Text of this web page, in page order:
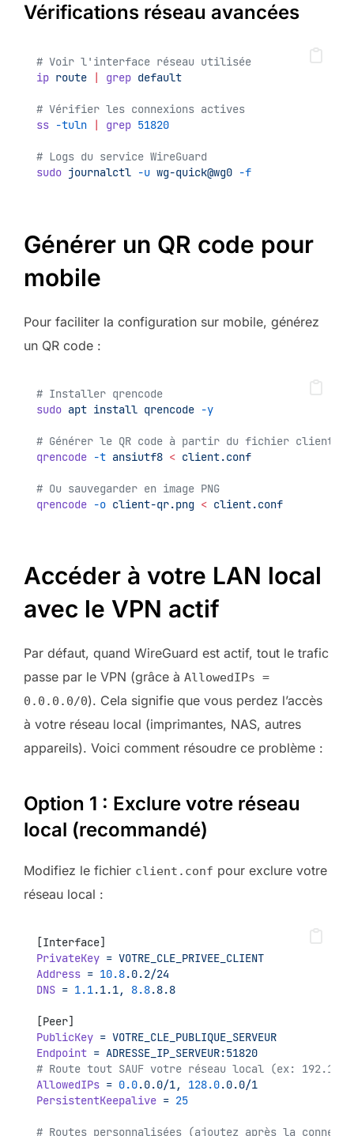
Vérifications réseau avancées
# Voir l'interface réseau utilisée
ip route | grep default
# Vérifier les connexions actives
ss -tuln | grep 51820
# Logs du service WireGuard
sudo journalctl -u wg-quick@wg0 -f
Générer un QR code pour
mobile
Pour faciliter la configuration sur mobile, générez
un QR code :
# Installer qrencode
sudo apt install qrencode -y
# Générer le QR code à partir du fichier client
qrencode -t ansiutf8 < client.conf
# Ou sauvegarder en image PNG
qrencode -o client-qr.png < client.conf
Accéder à votre LAN local
avec le VPN actif
Par défaut, quand WireGuard est actif, tout le trafic
passe par le VPN (grâce à AllowedIPs =
0.0.0.0/0). Cela signifie que vous perdez l’accès
à votre réseau local (imprimantes, NAS, autres
appareils). Voici comment résoudre ce problème :
Option 1 : Exclure votre réseau
local (recommandé)
Modifiez le fichier client.conf pour exclure votre
réseau local :
[Interface]
PrivateKey = VOTRE_CLE_PRIVEE_CLIENT
Address = 10.8.0.2/24
DNS = 1.1.1.1, 8.8.8.8
[Peer]
PublicKey = VOTRE_CLE_PUBLIQUE_SERVEUR
Endpoint = ADRESSE_IP_SERVEUR:51820
# Route tout SAUF votre réseau local (ex:
AllowedIPs = 0.0.0.0/1, 128.0.0.0/1
PersistentKeepalive = 25
# Routes personnalisées (ajoutez après la